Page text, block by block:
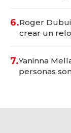
6.Roger
crear un
7.Yaninna
personas